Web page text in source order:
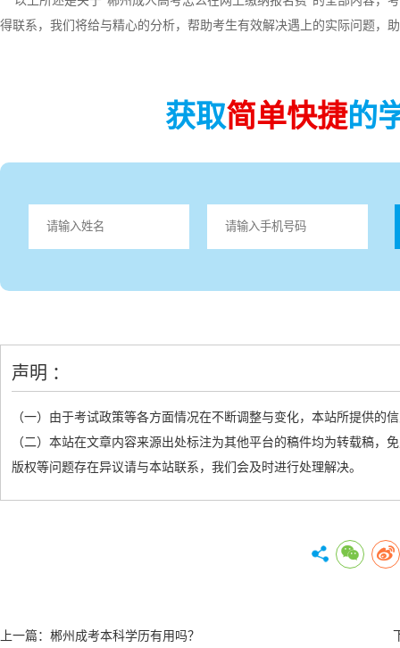
得联系，我们将给与精心的分析，帮助考生有效解决遇上的实际问题，
获取简单快捷的
声明 ：
（一）由于考试政策等各方面情况在不断调整与变化，本站所提供的
（二）本站在文章内容来源出处标注为其他平台的稿件均为转载稿
版权等问题存在异议请与本站联系，我们会及时进行处理解决。
上一篇： 郴州成考本科学历有用吗？